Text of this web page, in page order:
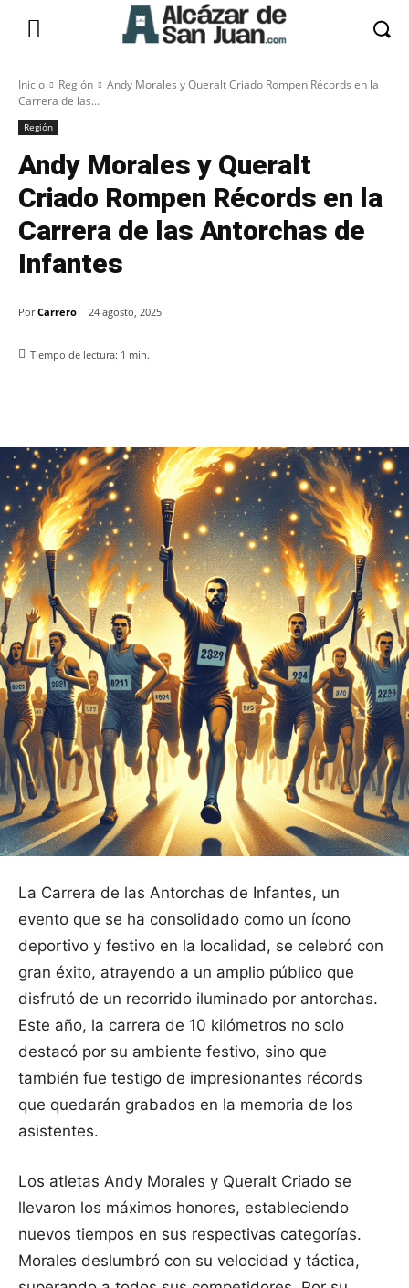
Inicio Región
Andy Morales y Queralt Criado Rompen Récords en la
Carrera de las...
Región
Andy Morales y Queralt
Criado Rompen Récords en la
Carrera de las Antorchas de
Infantes
Por Carrero 24 agosto, 2025
Tiempo de lectura: 1 min.
La Carrera de las Antorchas de Infantes, un
evento que se ha consolidado como un ícono
deportivo y festivo en la localidad, se celebró con
gran éxito, atrayendo a un amplio público que
disfrutó de un recorrido iluminado por antorchas.
Este año, la carrera de 10 kilómetros no solo
destacó por su ambiente festivo, sino que
también fue testigo de impresionantes récords
que quedarán grabados en la memoria de los
asistentes.
Los atletas Andy Morales y Queralt Criado se
llevaron los máximos honores, estableciendo
nuevos tiempos en sus respectivas categorías.
Morales deslumbró con su velocidad y táctica,